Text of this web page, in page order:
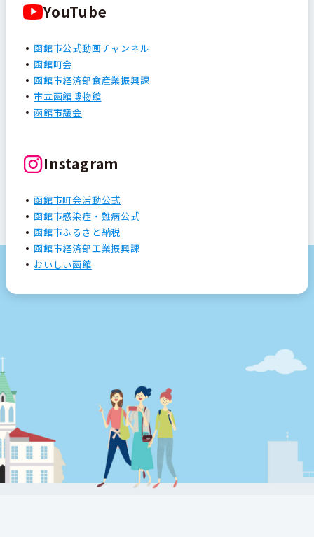
YouTube
函館市公式動画チャンネル
函館町会
函館市経済部食産業振興課
市立函館博物館
函館市議会
Instagram
函館市町会活動公式
函館市感染症・難病公式
函館市ふるさと納税
函館市経済部工業振興課
おいしい函館